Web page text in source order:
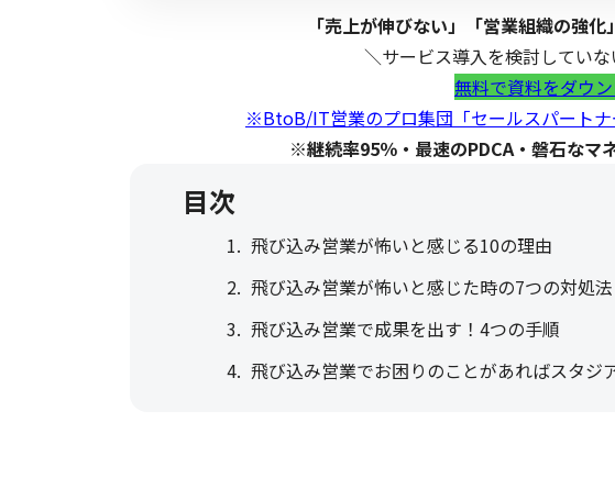
「売上が伸びない」「営業組織の強
＼サービス導入を検討してい
無料で資料をダウ
※BtoB/IT営業のプロ集団「セールスパートナ
※継続率95％・最速のPDCA・磐石なマ
目次
飛び込み営業が怖いと感じる10の理由
飛び込み営業が怖いと感じた時の7つの対処法
飛び込み営業で成果を出す！4つの手順
飛び込み営業でお困りのことがあればスタジ